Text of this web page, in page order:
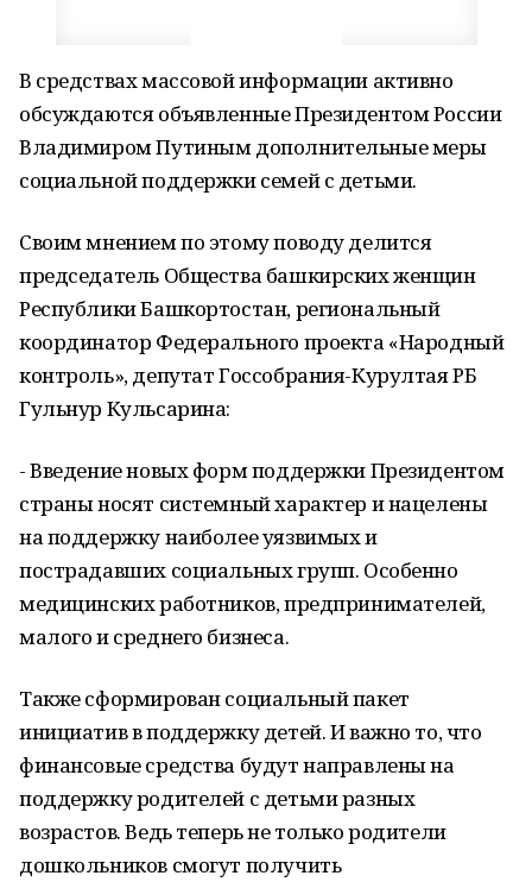
В средствах массовой информации активно
обсуждаются объявленные Президентом России
Владимиром Путиным дополнительные меры
социальной поддержки семей с детьми.
Своим мнением по этому поводу делится
председатель Общества башкирских женщин
Республики Башкортостан, региональный
координатор Федерального проекта «Народный
контроль», депутат Госсобрания-Курултая РБ
Гульнур Кульсарина:
- Введение новых форм поддержки Президентом
страны носят системный характер и нацелены
на поддержку наиболее уязвимых и
пострадавших социальных групп. Особенно
медицинских работников, предпринимателей,
малого и среднего бизнеса.
Также сформирован социальный пакет
инициатив в поддержку детей. И важно то, что
финансовые средства будут направлены на
поддержку родителей с детьми разных
возрастов. Ведь теперь не только родители
дошкольников смогут получить